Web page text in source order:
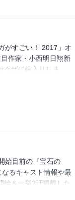
コメ！ ＊電子配信版
る場合がございま
がすごい！ 2017」オ
作家・小西明日翔新
クザに嫁入りしま
103ページの大ボリ
。 ＊電子配信版は通
合がございます。
始目前の『宝石の
るキャスト情報や最
始＆一挙2話掲載した
絶大反響。注目の今